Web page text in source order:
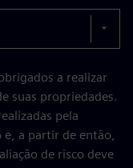
a realizar
suas propriedades.
pela
e, a partir de então,
de risco deve